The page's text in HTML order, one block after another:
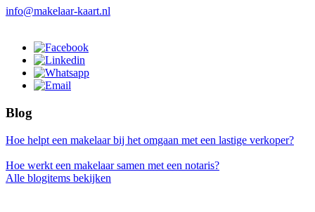
info@makelaar-kaart.nl
Blog
Hoe helpt een makelaar bij het omgaan met een lastige verkoper?
Hoe werkt een makelaar samen met een notaris?
Alle blogitems bekijken